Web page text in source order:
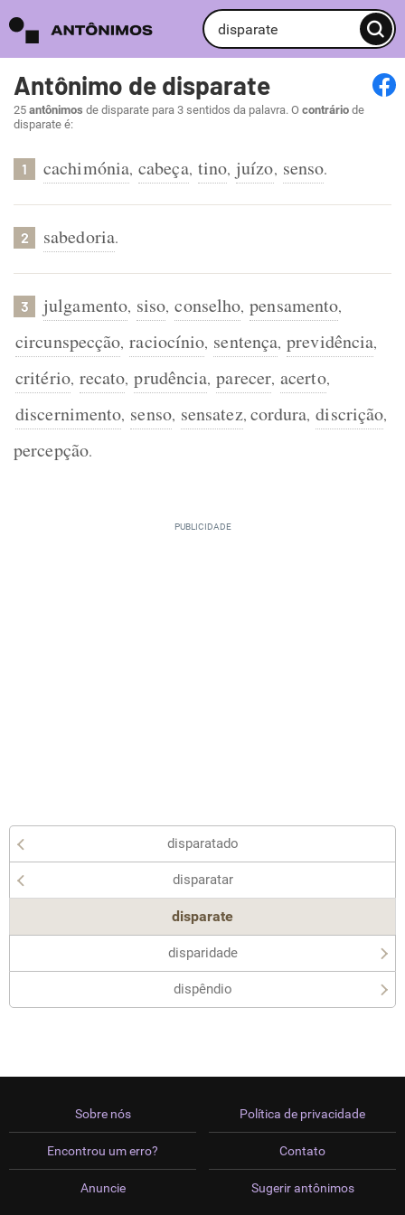
Antônimo de disparate
25 antônimos de disparate para 3 sentidos da palavra. O contrário de
disparate é:
1 cachimónia, cabeça, tino, juízo, senso.
2 sabedoria.
3 julgamento, siso, conselho, pensamento,
circunspecção, raciocínio, sentença, previdência,
critério, recato, prudência, parecer, acerto,
discernimento, senso, sensatez, cordura, discrição,
percepção.
disparatado
disparatar
disparate
disparidade
dispêndio
Sobre nós
Encontrou um erro?
Anuncie
Política de privacidade
Contato
Sugerir antônimos